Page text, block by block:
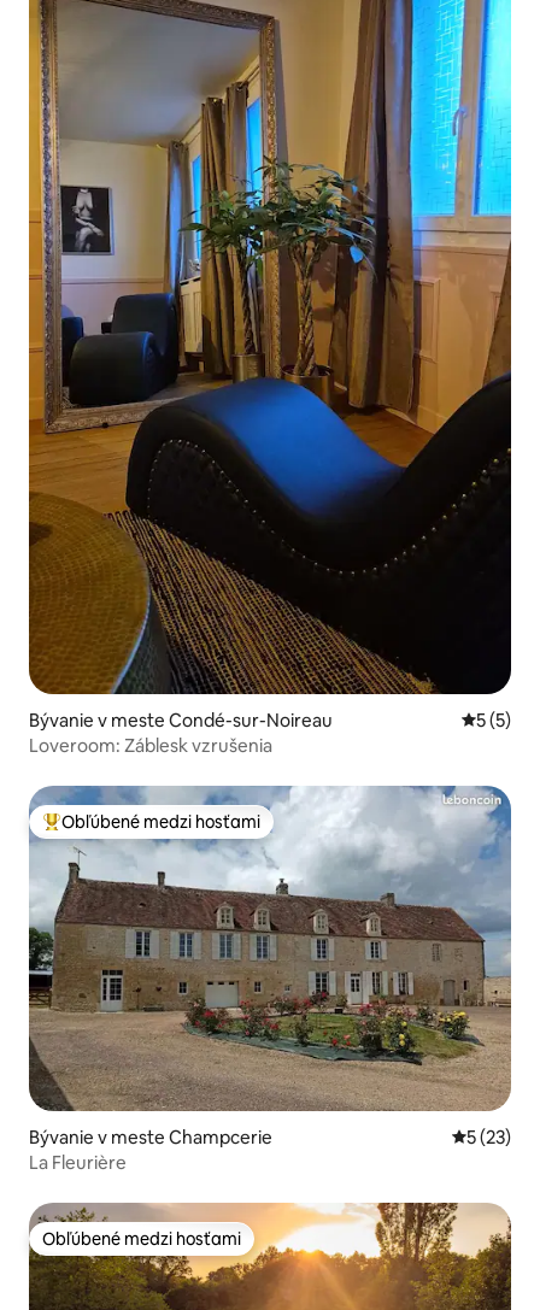
Bývanie v meste Condé-sur-Noireau
5 (5)
Loveroom: Záblesk vzrušenia
Najobľúbenejšie medzi hosťami
Obľúbené medzi hosťami
Bývanie v meste Champcerie
5 (23)
La Fleurière
Obľúbené medzi hosťami
Obľúbené medzi hosťami